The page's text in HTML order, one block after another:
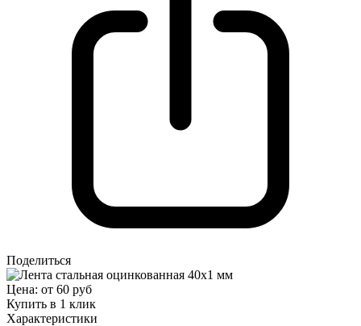
Поделиться
Цена: от 60 руб
Купить в 1 клик
Характеристики